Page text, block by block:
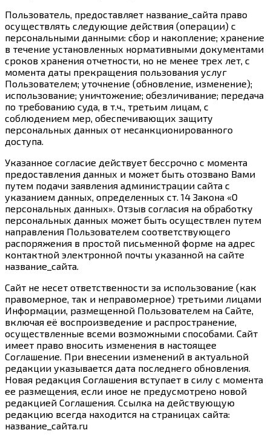
Пользователь, предоставляет название_сайта право
осуществлять следующие действия (операции) с
персональными данными: сбор и накопление; хранение
в течение установленных нормативными документами
сроков хранения отчетности, но не менее трех лет, с
момента даты прекращения пользования услуг
Пользователем; уточнение (обновление, изменение);
использование; уничтожение; обезличивание; передача
по требованию суда, в т.ч., третьим лицам, с
соблюдением мер, обеспечивающих защиту
персональных данных от несанкционированного
доступа.
Указанное согласие действует бессрочно с момента
предоставления данных и может быть отозвано Вами
путем подачи заявления администрации сайта с
указанием данных, определенных ст. 14 Закона «О
персональных данных». Отзыв согласия на обработку
персональных данных может быть осуществлен путем
направления Пользователем соответствующего
распоряжения в простой письменной форме на адрес
контактной электронной почты указанной на сайте
название_сайта.
Сайт не несет ответственности за использование (как
правомерное, так и неправомерное) третьими лицами
Информации, размещенной Пользователем на Сайте,
включая её воспроизведение и распространение,
осуществленные всеми возможными способами. Сайт
имеет право вносить изменения в настоящее
Соглашение. При внесении изменений в актуальной
редакции указывается дата последнего обновления.
Новая редакция Соглашения вступает в силу с момента
ее размещения, если иное не предусмотрено новой
редакцией Соглашения. Ссылка на действующую
редакцию всегда находится на страницах сайта:
название_сайта.ru